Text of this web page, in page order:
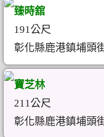
臻時舘
191公尺
彰化縣鹿港鎮埔頭
寶芝林
211公尺
彰化縣鹿港鎮埔頭